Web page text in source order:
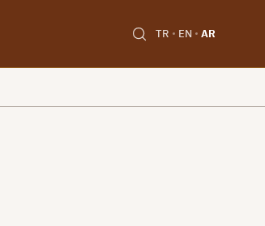
AR
EN
TR